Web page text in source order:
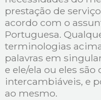
prestação de
acordo com o
Portuguesa.
terminologias
palavras em
e ele/ela ou eles são
intercambiáveis, e
ao mesmo.